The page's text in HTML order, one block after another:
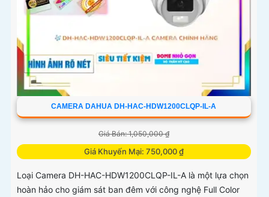
CAMERA DAHUA DH-HAC-HDW1200CLQP-IL-A
Giá Bán: 1,050,000 ₫
Giá Khuyến Mại: 750,000 ₫
Loại Camera DH-HAC-HDW1200CLQP-IL-A là một lựa chọn
hoàn hảo cho giám sát ban đêm với công nghệ Full Color